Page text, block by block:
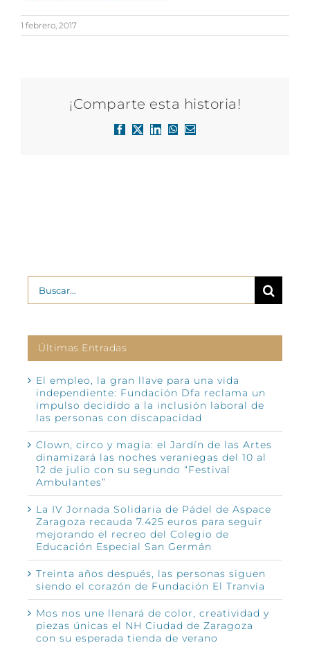
1 febrero, 2017
¡Comparte esta historia!
Facebook
X LinkedInWhatsApp
Correo
Buscar:
Últimas Entradas
El empleo, la gran llave para una vida
independiente: Fundación Dfa reclama un
impulso decidido a la inclusión laboral de
las personas con discapacidad
Clown, circo y magia: el Jardín de las Artes
dinamizará las noches veraniegas del 10 al
12 de julio con su segundo “Festival
Ambulantes”
La IV Jornada Solidaria de Pádel de Aspace
Zaragoza recauda 7.425 euros para seguir
mejorando el recreo del Colegio de
Educación Especial San Germán
Treinta años después, las personas siguen
siendo el corazón de Fundación El Tranvía
Mos nos une llenará de color, creatividad y
piezas únicas el NH Ciudad de Zaragoza
con su esperada tienda de verano